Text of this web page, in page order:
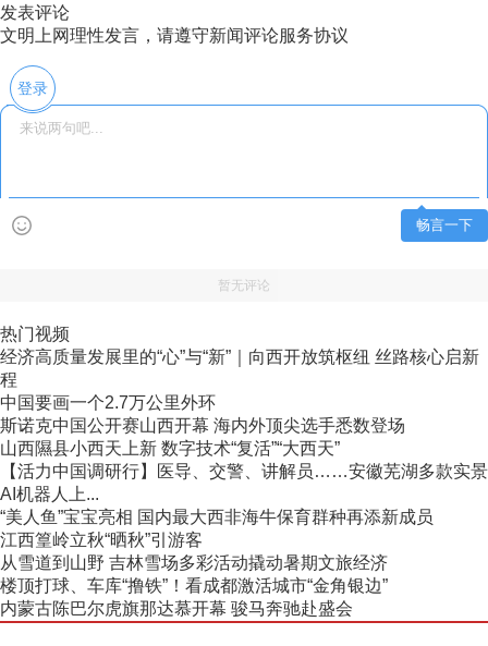
发表评论
文明上网理性发言，请遵守新闻评论服务协议
登录
畅言一下
暂无评论
热门视频
经济高质量发展里的“心”与“新”｜向西开放筑枢纽 丝路核心启新
程
中国要画一个2.7万公里外环
斯诺克中国公开赛山西开幕 海内外顶尖选手悉数登场
山西隰县小西天上新 数字技术“复活”“大西天”
【活力中国调研行】医导、交警、讲解员……安徽芜湖多款实景
AI机器人上...
“美人鱼”宝宝亮相 国内最大西非海牛保育群种再添新成员
江西篁岭立秋“晒秋”引游客
从雪道到山野 吉林雪场多彩活动撬动暑期文旅经济
楼顶打球、车库“撸铁”！看成都激活城市“金角银边”
内蒙古陈巴尔虎旗那达慕开幕 骏马奔驰赴盛会